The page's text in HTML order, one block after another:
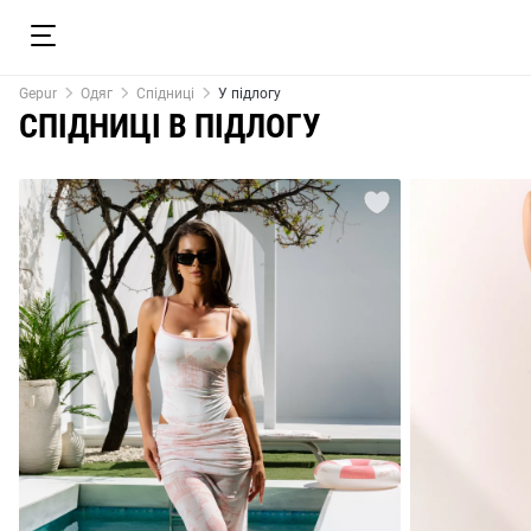
Gepur Одяг Спідниці У підлогу
СПІДНИЦІ В ПІДЛОГУ